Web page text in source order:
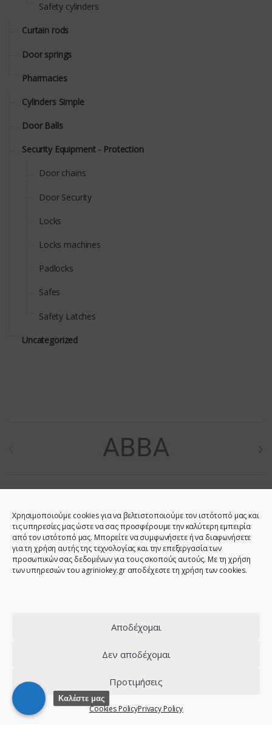
Χρησιμοποιούμε cookies για να βελτιστοποιούμε τον ιστότοπό μας και
τις υπηρεσίες μας ώστε να σας προσφέρουμε την καλύτερη εμπειρία
από τον ιστότοπό μας. Μπορείτε να συμφωνήσετε ή να διαφωνήσετε
για τη χρήση αυτής της τεχνολογίας και την επεξεργασία των
προσωπικών σας δεδομένων για τους σκοπούς αυτούς. Με τη χρήση
των υπηρεσιών του agriniokey.gr αποδέχεστε τη χρήση των cookies.
Αποδέχομαι
Δεν αποδέχομαι
Προτιμήσεις
Cookies PolicyPrivacy Policy
Safety cylinders
Curtain rods
Door springs
Pharmacies
Cylinders Simple
Door Balls
Security Equipment - Protection
Door chains
Door Security
Locks
Locks machines
Padlocks
Safes
Safety Latches
Uncategorized
Do you have any question?
2641023001 -
6980907808
© 2021 - Agrinio Key - All Rights Reserved | Web design:
forge.com
Καλέστε μας